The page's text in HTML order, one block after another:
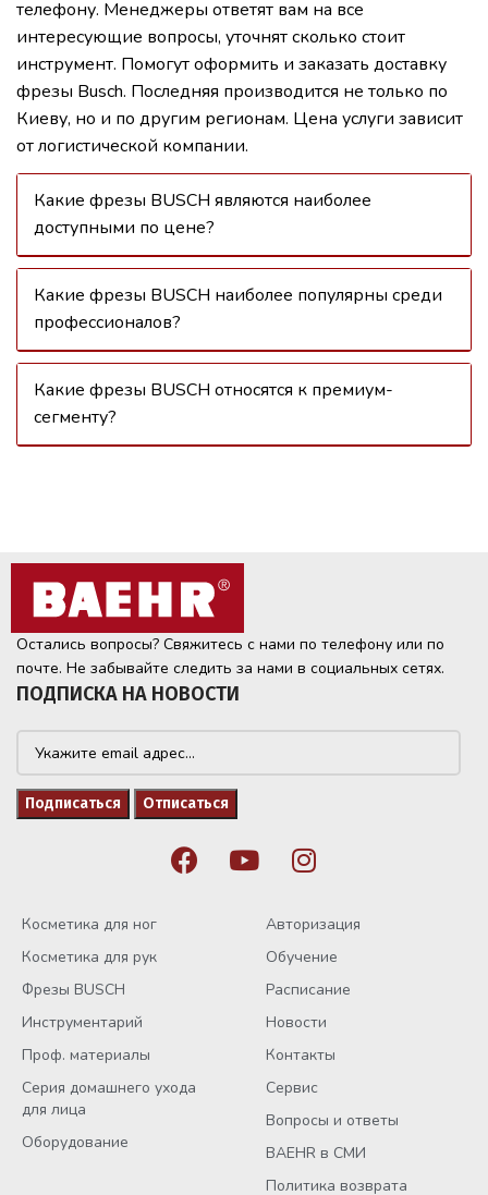
телефону. Менеджеры ответят вам на все
интересующие вопросы, уточнят сколько стоит
инструмент. Помогут оформить и заказать доставку
фрезы Busch. Последняя производится не только по
Киеву, но и по другим регионам. Цена услуги зависит
от логистической компании.
Какие фрезы BUSCH являются наиболее
доступными по цене?
Какие фрезы BUSCH наиболее популярны среди
профессионалов?
Какие фрезы BUSCH относятся к премиум-
сегменту?
Остались вопросы? Свяжитесь с нами по телефону или по
почте. Не забывайте следить за нами в социальных сетях.
ПОДПИСКА НА НОВОСТИ
Косметика для ног
Косметика для рук
Фрезы BUSCH
Инструментарий
Проф. материалы
Серия домашнего ухода
для лица
Оборудование
Авторизация
Обучение
Расписание
Новости
Контакты
Сервис
Вопросы и ответы
BAEHR в СМИ
Политика возврата